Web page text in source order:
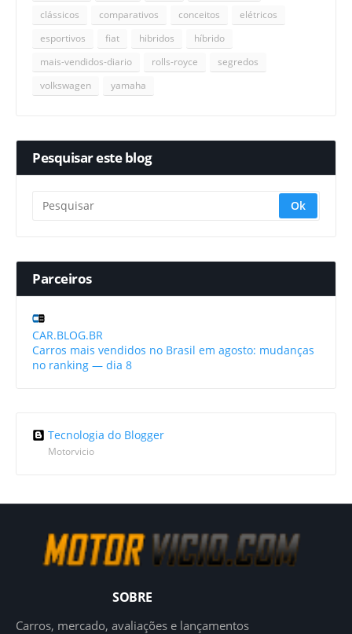
clássicos
comparativos conceitos
elétricos
esportivos
fiat hibridos
híbrido
mais-vendidos-diario
rolls-royce
segredos
volkswagen
yamaha
Pesquisar este blog
Parceiros
CAR.BLOG.BR
Carros mais vendidos no Brasil em agosto: mudanças
no ranking — dia 8
Tecnologia do Blogger
Motorvicio
SOBRE
Carros, mercado, avaliações e lançamentos